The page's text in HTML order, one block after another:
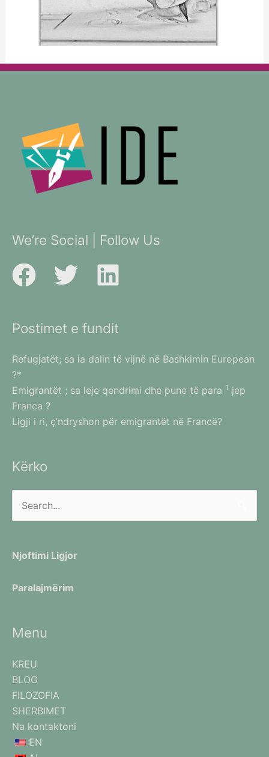
We’re Social | Follow Us
Postimet e fundit
Refugjatët; sa ia dalin të vijnë në Bashkimin European
?*
Emigrantët ; sa leje qendrimi dhe pune të para 1 jep
Franca ?
Ligji i ri, ç’ndryshon për emigrantët në Francë?
Kërko
Njoftimi Ligjor
Paralajmërim
Menu
KREU
BLOG
FILOZOFIA
SHERBIMET
Na kontaktoni
EN